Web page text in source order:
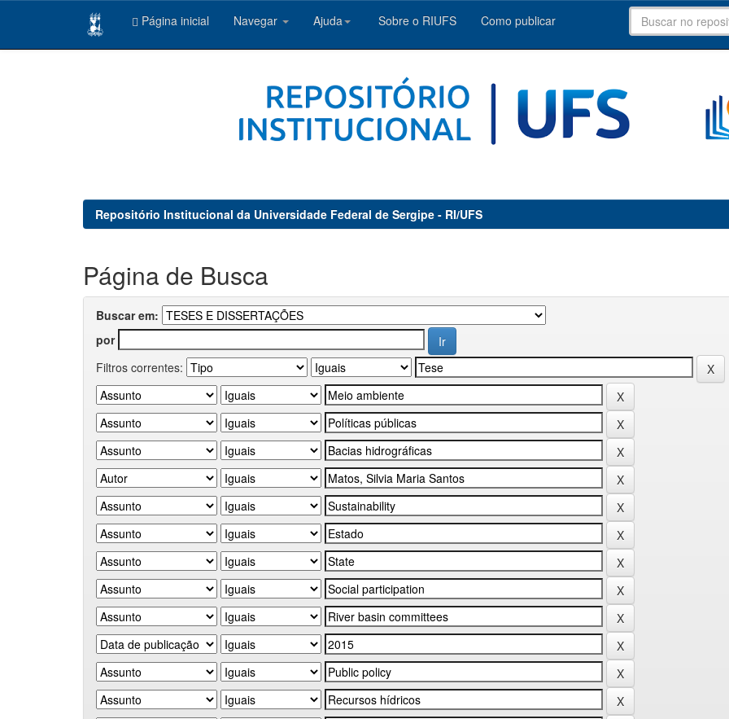
Página inicial Navegar Ajuda Sobre o RIUFS Como publicar
Repositório Institucional da Universidade Federal de Sergipe - RI/UFS
Página de Busca
Buscar em:
por
Filtros correntes: